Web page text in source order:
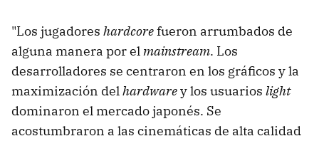
"Los jugadores hardcorefueron arrumbados de
alguna manera por elmainstream. Los
desarrolladores se centraron en los gráficos y la
maximización delhardwarey los usuarios light
dominaron el mercado japonés. Se
acostumbraron a las cinemáticas de alta calidad